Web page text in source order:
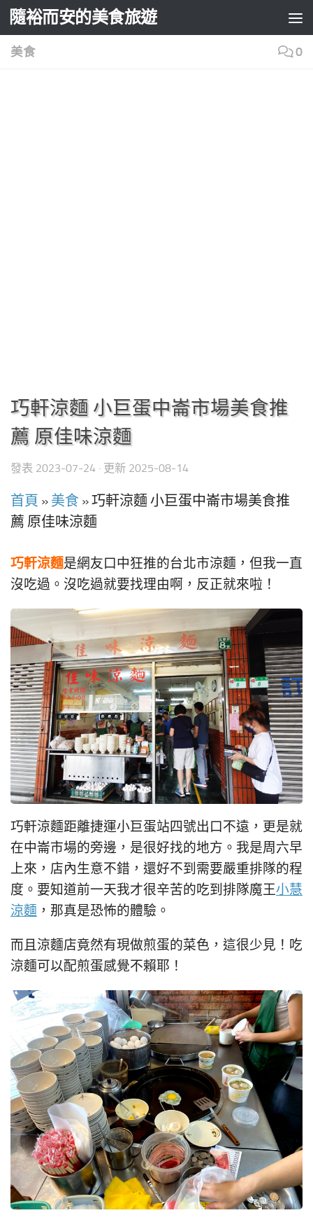
Skip to content
隨裕而安的美食旅遊
美食 0
巧軒涼麵 小巨蛋中崙市場美食推
薦 原佳味涼麵
發表 2023-07-24 · 更新 2025-08-14
首頁 » 美食 »巧軒涼麵 小巨蛋中崙市場美食推
薦 原佳味涼麵
巧軒涼麵是網友口中狂推的台北市涼麵，但我一直
沒吃過。沒吃過就要找理由啊，反正就來啦！
巧軒涼麵距離捷運小巨蛋站四號出口不遠，更是就
在中崙市場的旁邊，是很好找的地方。我是周六早
上來，店內生意不錯，還好不到需要嚴重排隊的程
度。要知道前一天我才很辛苦的吃到排隊魔王小慧
涼麵 ，那真是恐怖的體驗。
而且涼麵店竟然有現做煎蛋的菜色，這很少見！吃
涼麵可以配煎蛋感覺不賴耶！